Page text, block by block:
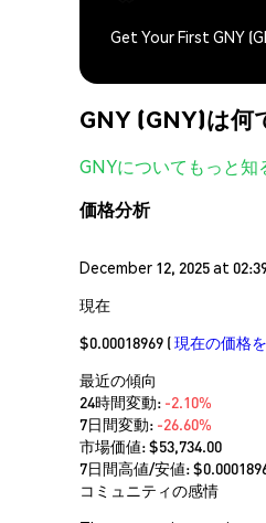
Get Your First GNY
GNY (GNY)は何
GNYについてもっと知
価格分析
December 12, 2025 at
現在
$0.00018969 (現在の価格
最近の傾向
24時間変動: -2.10%
7日間変動: -26.60%
市場価値:$53,734.00
7日間高値/安値: $
コミュニティの感情